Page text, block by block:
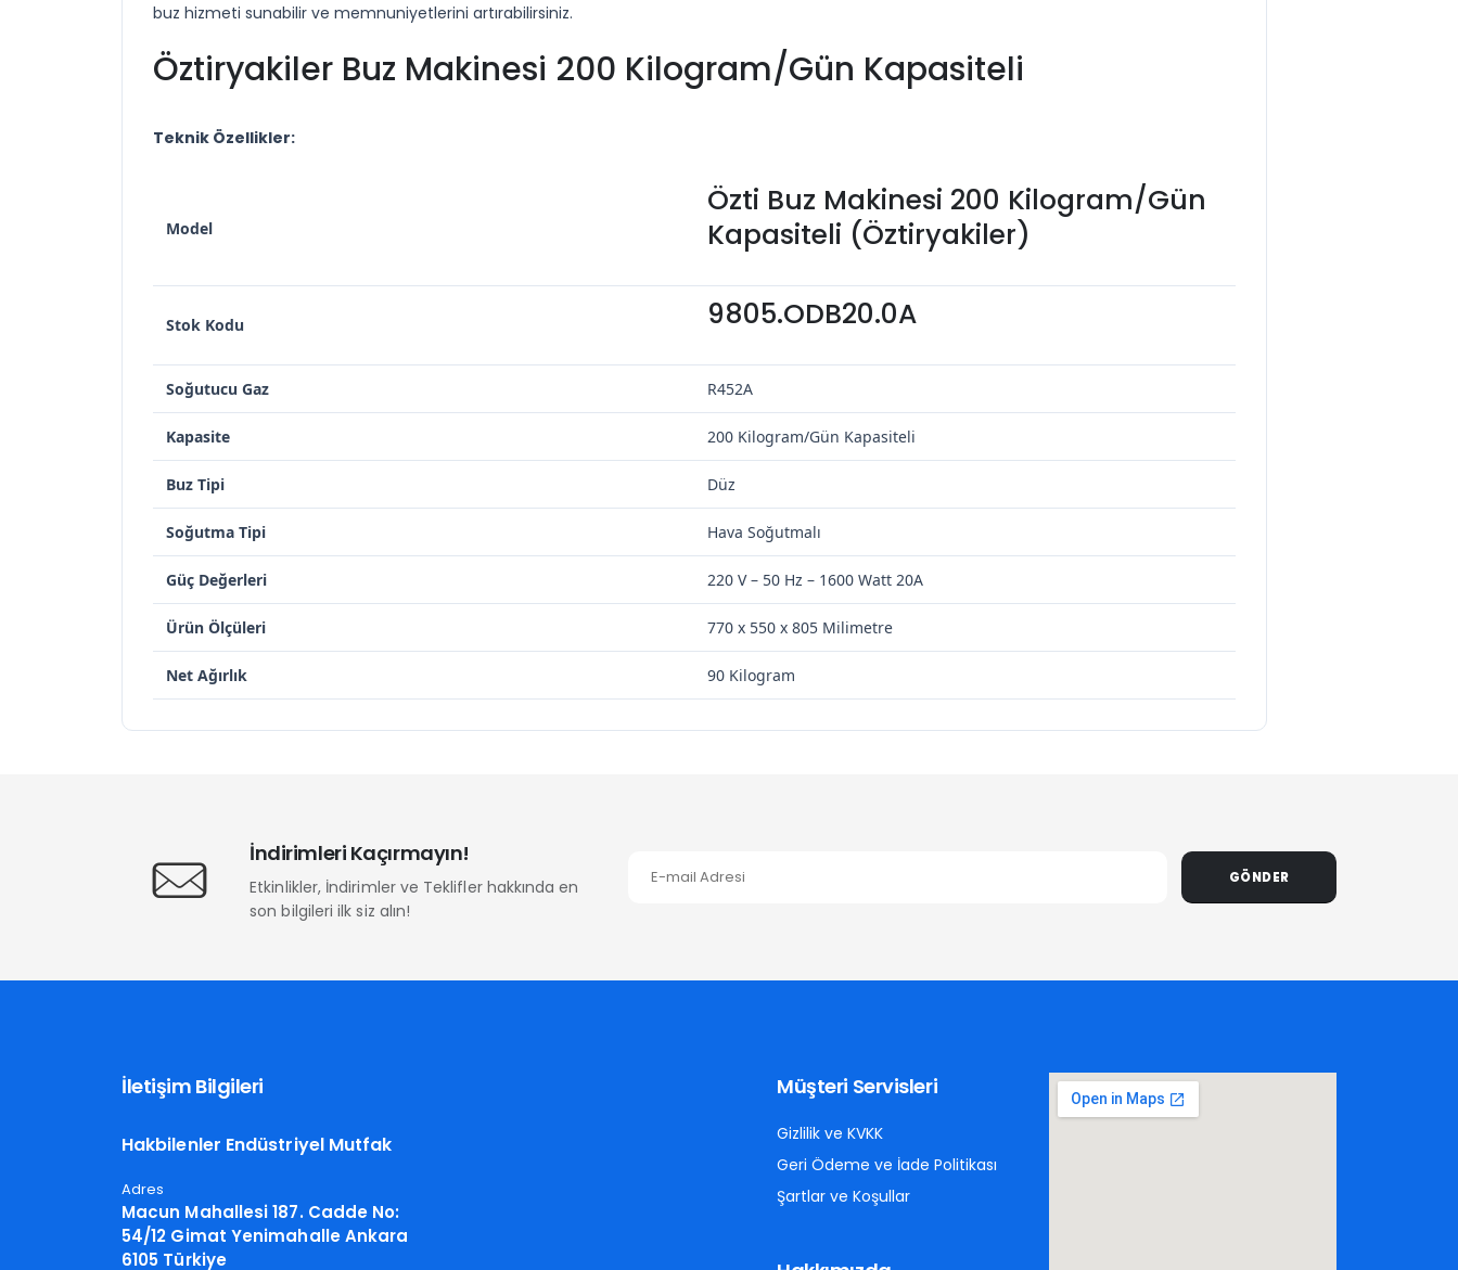
buz hizmeti sunabilir ve memnuniyetlerini artırabilirsiniz.
Öztiryakiler Buz Makinesi 200 Kilogram/Gün Kapasiteli
Teknik Özellikler:
Model
Özti Buz Makinesi 200 Kilogram/Gün
Kapasiteli (Öztiryakiler)
Stok Kodu 9805.ODB20.0A
Soğutucu Gaz R452A
Kapasite 200 Kilogram/Gün Kapasiteli
Buz Tipi Düz
Soğutma Tipi Hava Soğutmalı
Güç Değerleri 220 V – 50 Hz – 1600 Watt 20A
Ürün Ölçüleri 770 x 550 x 805 Milimetre
Net Ağırlık 90 Kilogram
İndirimleri Kaçırmayın!
Etkinlikler, İndirimler ve Teklifler hakkında en
son bilgileri ilk siz alın!
GÖNDER
İletişim Bilgileri
Hakbilenler Endüstriyel Mutfak
Adres
Macun Mahallesi 187. Cadde No:
54/12 Gimat Yenimahalle Ankara
6105 Türkiye
Müşteri Servisleri
Gizlilik ve KVKK
Geri Ödeme ve İade Politikası
Şartlar ve Koşullar